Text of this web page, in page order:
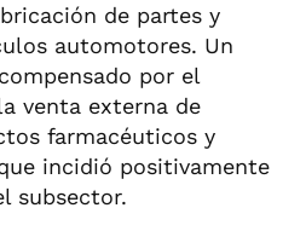
de partes y
automotores. Un
por el
venta externa de
farmacéuticos y
incidió positivamente
subsector.